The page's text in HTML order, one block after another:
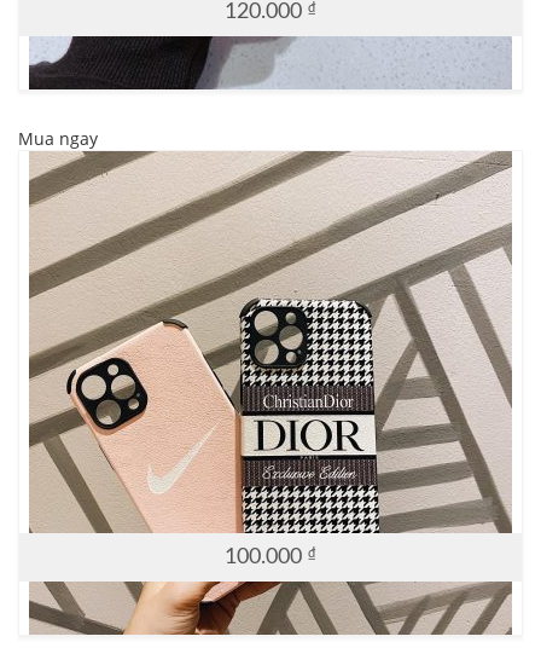
120.000 ₫
Mua ngay
100.000 ₫